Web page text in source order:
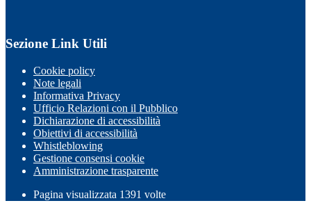
Sezione Link Utili
Cookie policy
Note legali
Informativa Privacy
Ufficio Relazioni con il Pubblico
Dichiarazione di accessibilità
Obiettivi di accessibilità
Whistleblowing
Gestione consensi cookie
Amministrazione trasparente
Pagina visualizzata 1391 volte